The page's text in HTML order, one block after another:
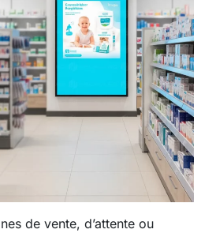
de vente, d’attente ou